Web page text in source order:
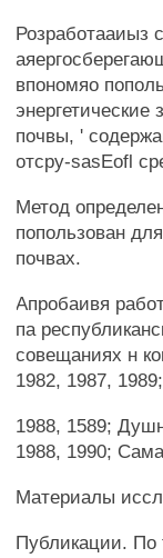
Розработааиыз
впономяо
почвы, '
отсру-sasEofl
Метод
попользован
почвах.
Апробаивя
па
совещаниях н
1982, 1987,
1988, 1589;
1988, 1990;
Материалы
Публикации. По